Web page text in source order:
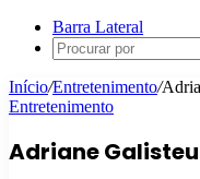
Barra Lateral
Início/Entretenimento/
Entretenimento
Adriane